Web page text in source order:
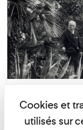
Qui êtes-
Exposition